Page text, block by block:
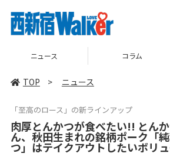
ニュース コラム
TOP > ニュース
「至高のロース」の新ラインアップ
肉厚とんかつが食べたい!! とん
ん、秋田生まれの銘柄ポーク「
つ」はテイクアウトしたいボリ